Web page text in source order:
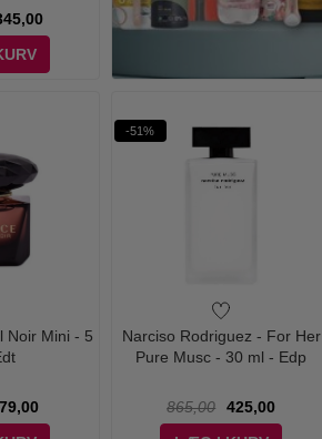
Noir Mini - 5
79,00
-51%
Narciso Rodriguez - For Her
Pure Musc - 30 ml - Edp
865,00
425,00